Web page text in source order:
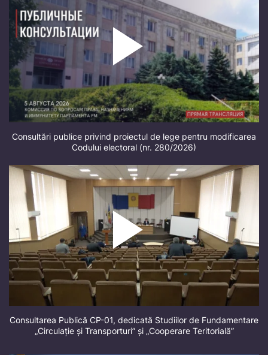
Consultări publice privind proiectul de lege pentru modificarea
Codului electoral (nr. 280/2026)
Consultarea Publică CP-01, dedicată Studiilor de Fundamentare
„Circulație și Transporturi” și „Cooperare Teritorială”